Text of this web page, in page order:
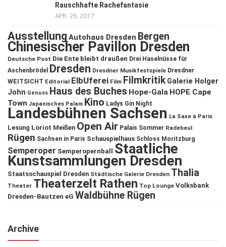
Rauschhafte Rachefantasie
APR. 26, 2017
Ausstellung Autohaus Dresden Bergen
Chinesischer Pavillon Dresden
Deutsche Post Die Ente bleibt draußen Drei Haselnüsse für
Aschenbrödel
Dresden Dresdner Musikfestspiele Dresdner
WEITSICHT Editorial ElbUferei Film Filmkritik Galerie Holger
John Genuss Haus des Buches Hope-Gala HOPE Cape
Town Japanisches Palais Kino Ladys Gin Night
Landesbühnen Sachsen La Saxe à Paris
Lesung Loriot Meißen Open Air Palais Sommer Radebeul
Rügen Sachsen in Paris Schauspielhaus Schloss Moritzburg
Semperoper Semperopernball Staatliche
Kunstsammlungen Dresden
Staatsschauspiel Dresden Städtische Galerie Dresden Thalia
Theater Theaterzelt Rathen Top Lounge Volksbank
Dresden-Bautzen eG Waldbühne Rügen
Archive